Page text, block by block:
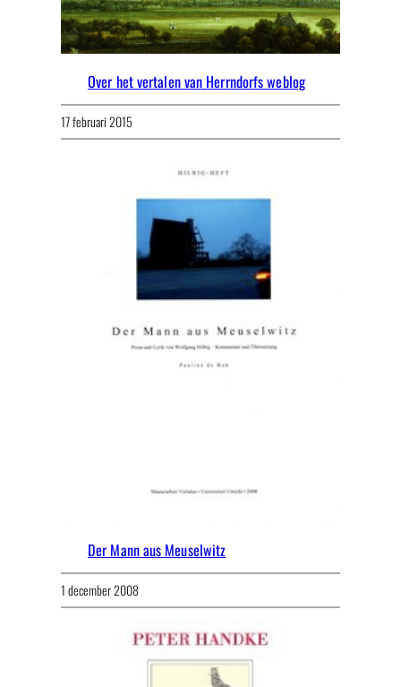
Over het vertalen van Herrndorfs weblog
17 februari 2015
Der Mann aus Meuselwitz
1 december 2008